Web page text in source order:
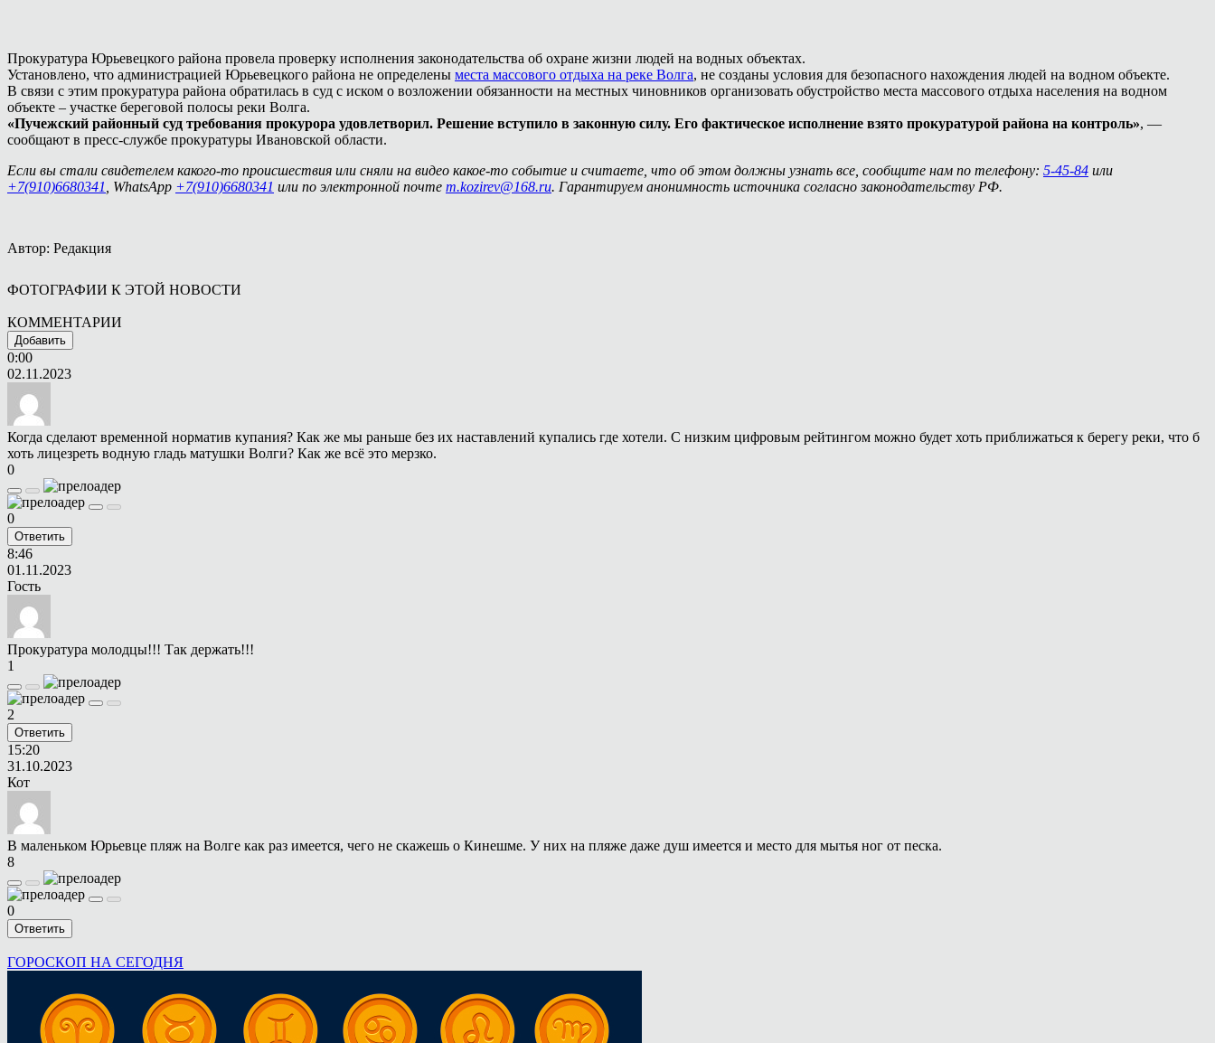
Прокуратура Юрьевецкого района провела проверку исполнения законодательства об охране жизни людей на водных объектах.
Установлено, что администрацией Юрьевецкого района не определены места массового отдыха на реке Волга, не созданы условия для безопасного нахождения людей на водном объекте.
В связи с этим прокуратура района обратилась в суд с иском о возложении обязанности на местных чиновников организовать обустройство места массового отдыха населения на водном
объекте – участке береговой полосы реки Волга.
«Пучежский районный суд требования прокурора удовлетворил. Решение вступило в законную силу. Его фактическое исполнение взято прокуратурой района на контроль», —
сообщают в пресс-службе прокуратуры Ивановской области.
Если вы стали свидетелем какого-то происшествия или сняли на видео какое-то событие и считаете, что об этом должны узнать все, сообщите нам по телефону: 5-45-84 или
+7(910)6680341
, WhatsApp +7(910)6680341 или по электронной почте m.kozirev@168.ru. Гарантируем анонимность источника согласно законодательству РФ.
Автор: Редакция
ФОТОГРАФИИ К ЭТОЙ НОВОСТИ
КОММЕНТАРИИ
Добавить
0:00
02.11.2023
Когда сделают временной норматив купания? Как же мы раньше без их наставлений купались где хотели. С низким цифровым рейтингом можно будет хоть приближаться к берегу реки, что б
хоть лицезреть водную гладь матушки Волги? Как же всё это мерзко.
0
0
Ответить
8:46
01.11.2023
Гость
Прокуратура молодцы!!! Так держать!!!
1
2
Ответить
15:20
31.10.2023
Кот
В маленьком Юрьевце пляж на Волге как раз имеется, чего не скажешь о Кинешме. У них на пляже даже душ имеется и место для мытья ног от песка.
8
0
Ответить
ГОРОСКОП НА СЕГОДНЯ